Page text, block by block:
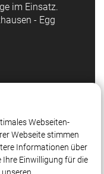
im Einsatz.
- Egg
Webseiten-
Webseite stimmen
Informationen über
Ihre Einwilligung für die